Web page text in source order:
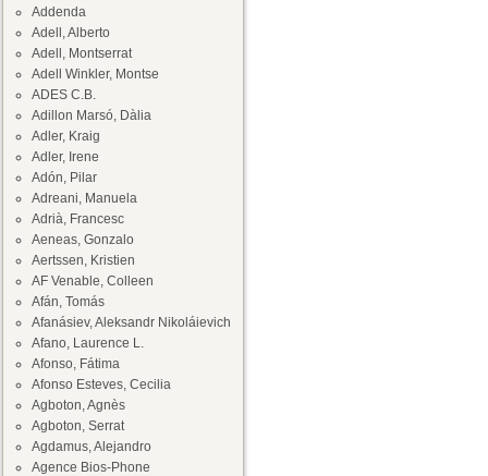
Addenda
Adell, Alberto
Adell, Montserrat
Adell Winkler, Montse
ADES C.B.
Adillon Marsó, Dàlia
Adler, Kraig
Adler, Irene
Adón, Pilar
Adreani, Manuela
Adrià, Francesc
Aeneas, Gonzalo
Aertssen, Kristien
AF Venable, Colleen
Afán, Tomás
Afanásiev, Aleksandr Nikoláievich
Afano, Laurence L.
Afonso, Fátima
Afonso Esteves, Cecilia
Agboton, Agnès
Agboton, Serrat
Agdamus, Alejandro
Agence Bios-Phone